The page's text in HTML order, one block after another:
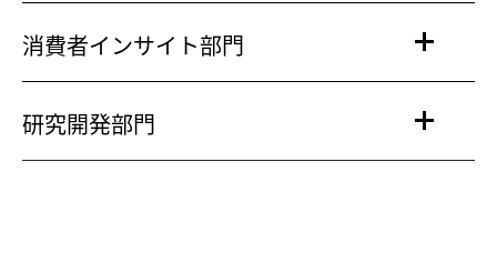
消費者インサイト部門
研究開発部門